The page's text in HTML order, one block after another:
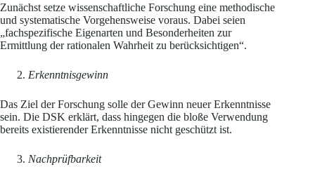
Zunächst setze wissenschaftliche Forschung eine methodische
und systematische Vorgehensweise voraus. Dabei seien
„fachspezifische Eigenarten und Besonderheiten zur
Ermittlung der rationalen Wahrheit zu berücksichtigen“.
Erkenntnisgewinn
Das Ziel der Forschung solle der Gewinn neuer Erkenntnisse
sein. Die DSK erklärt, dass hingegen die bloße Verwendung
bereits existierender Erkenntnisse nicht geschützt ist.
Nachprüfbarkeit